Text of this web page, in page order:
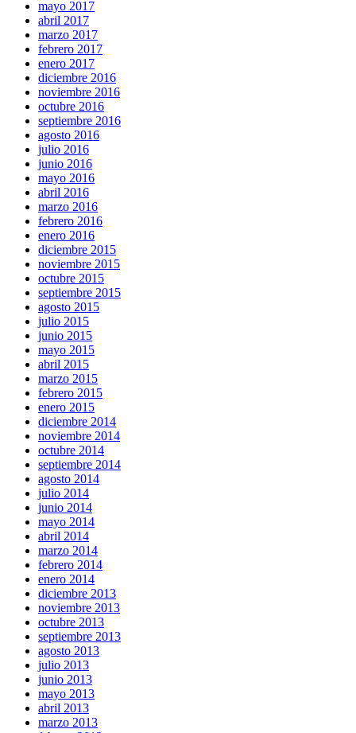
mayo 2017
abril 2017
marzo 2017
febrero 2017
enero 2017
diciembre 2016
noviembre 2016
octubre 2016
septiembre 2016
agosto 2016
julio 2016
junio 2016
mayo 2016
abril 2016
marzo 2016
febrero 2016
enero 2016
diciembre 2015
noviembre 2015
octubre 2015
septiembre 2015
agosto 2015
julio 2015
junio 2015
mayo 2015
abril 2015
marzo 2015
febrero 2015
enero 2015
diciembre 2014
noviembre 2014
octubre 2014
septiembre 2014
agosto 2014
julio 2014
junio 2014
mayo 2014
abril 2014
marzo 2014
febrero 2014
enero 2014
diciembre 2013
noviembre 2013
octubre 2013
septiembre 2013
agosto 2013
julio 2013
junio 2013
mayo 2013
abril 2013
marzo 2013